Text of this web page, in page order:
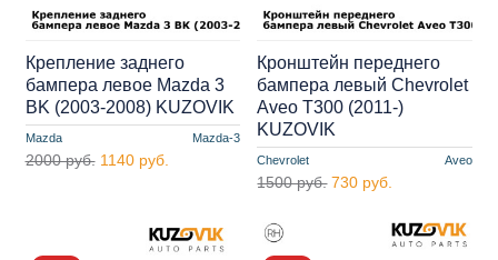
Mazda Mazda-3
Крепление заднего
бампера левое Mazda 3
BK (2003-2008) KUZOVIK
2000 руб. 1140 руб. Chevrolet Aveo
Кронштейн переднего
бампера левый Chevrolet
Aveo T300 (2011-)
KUZOVIK
1500 руб. 730 руб.